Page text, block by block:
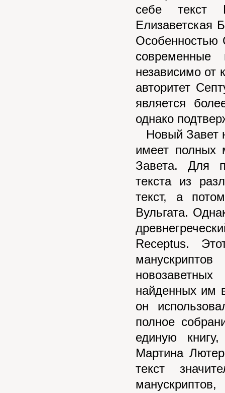
себе текст
Елизаветская
Особенностью
независимо от
авторитет
является
однако
Новый Завет
имеет полных
Завета. Для
текста из
текст, а
Вульгата.
Receptus.
найденных им
он
полное
единую
Мартина
текст